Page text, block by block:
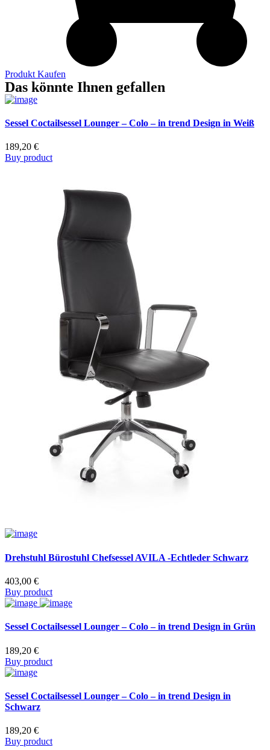
Produkt Kaufen
Das könnte Ihnen gefallen
Sessel Coctailsessel Lounger – Colo – in trend Design in Weiß
189,20 €
Buy product
Drehstuhl Bürostuhl Chefsessel AVILA -Echtleder Schwarz
403,00 €
Buy product
Sessel Coctailsessel Lounger – Colo – in trend Design in Grün
189,20 €
Buy product
Sessel Coctailsessel Lounger – Colo – in trend Design in
Schwarz
189,20 €
Buy product